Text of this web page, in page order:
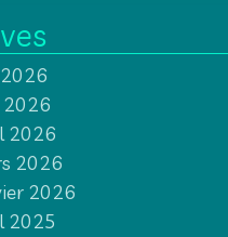
2026
2026
2026
2026
2025